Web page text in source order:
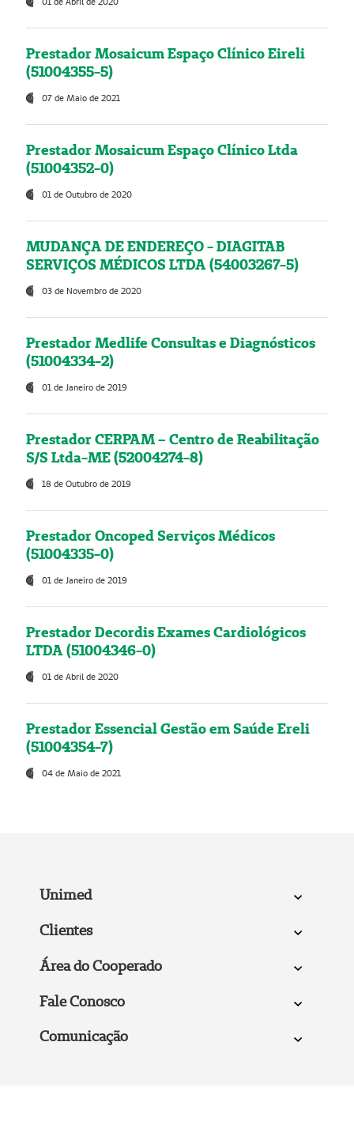
Prestador Mosaicum Espaço Clínico Eireli
(51004355-5)
07 de Maio de 2021
Prestador Mosaicum Espaço Clínico Ltda
(51004352-0)
01 de Outubro de 2020
MUDANÇA DE ENDEREÇO - DIAGITAB
SERVIÇOS MÉDICOS LTDA (54003267-5)
03 de Novembro de 2020
Prestador Medlife Consultas e Diagnósticos
(51004334-2)
01 de Janeiro de 2019
Prestador CERPAM – Centro de Reabilitação
S/S Ltda-ME (52004274-8)
18 de Outubro de 2019
Prestador Oncoped Serviços Médicos
(51004335-0)
01 de Janeiro de 2019
Prestador Decordis Exames Cardiológicos
LTDA (51004346-0)
01 de Abril de 2020
Prestador Essencial Gestão em Saúde Ereli
(51004354-7)
04 de Maio de 2021
Unimed
Clientes
Área do Cooperado
Fale Conosco
Comunicação